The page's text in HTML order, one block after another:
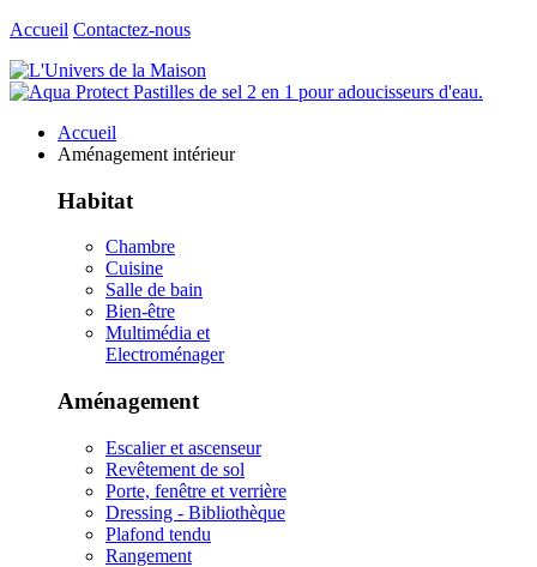
Accueil Contactez-nous
Accueil
Aménagement intérieur
Habitat
Chambre
Cuisine
Salle de bain
Bien-être
Multimédia et
Electroménager
Aménagement
Escalier et ascenseur
Revêtement de sol
Porte, fenêtre et verrière
Dressing - Bibliothèque
Plafond tendu
Rangement